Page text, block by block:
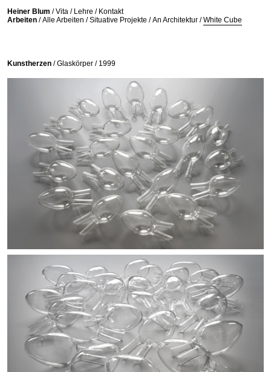
Heiner Blum /Vita / Lehre / Kontakt
Arbeiten /Alle Arbeiten /Situative Projekte /An Architektur /White Cube
Kunstherzen /Glaskörper / 1999